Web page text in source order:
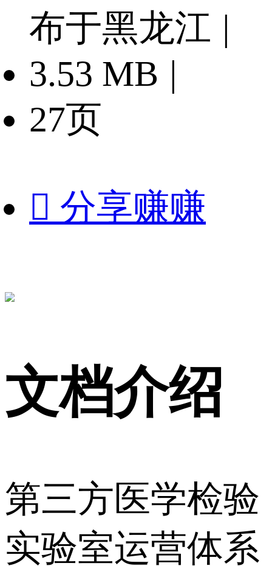
布于黑龙江 |
3.53 MB |
27页
 分享赚赚
文档介绍
第三方医学检验
实验室运营体系